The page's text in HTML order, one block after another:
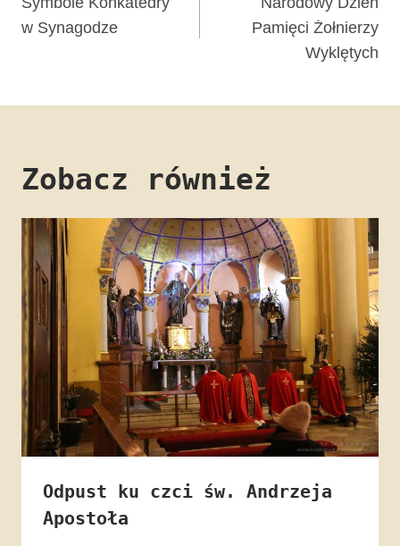
wpisu
w Synagodze
Pamięci Żołnierzy
Wyklętych
Zobacz również
Odpust ku czci św. Andrzeja
Apostoła